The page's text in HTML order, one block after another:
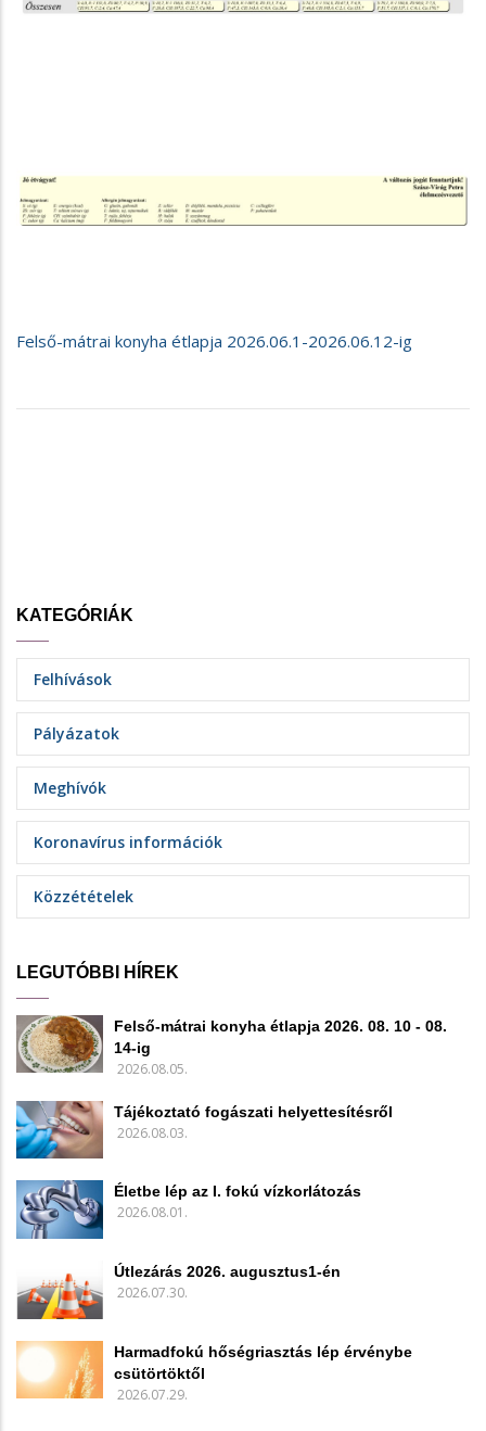
Felső-mátrai konyha étlapja 2026.06.1-2026.06.12-ig
KATEGÓRIÁK
Felhívások
Pályázatok
Meghívók
Koronavírus információk
Közzétételek
LEGUTÓBBI HÍREK
Felső-mátrai konyha étlapja 2026. 08. 10 - 08.
14-ig
2026.08.05.
Tájékoztató fogászati helyettesítésről
2026.08.03.
Életbe lép az I. fokú vízkorlátozás
2026.08.01.
Útlezárás 2026. augusztus1-én
2026.07.30.
Harmadfokú hőségriasztás lép érvénybe
csütörtöktől
2026.07.29.